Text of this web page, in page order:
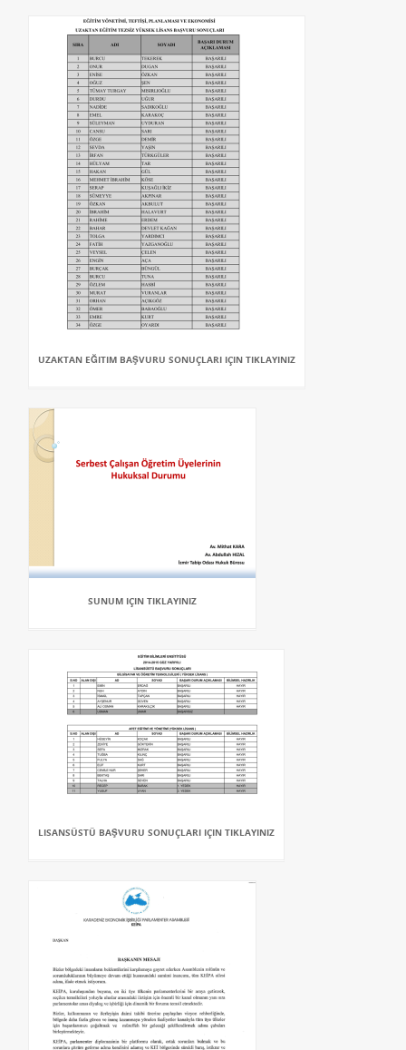
UZAKTAN EĞITIM BAŞVURU SONUÇLARI IÇIN TIKLAYINIZ
SUNUM IÇIN TIKLAYINIZ
LISANSÜSTÜ BAŞVURU SONUÇLARI IÇIN TIKLAYINIZ